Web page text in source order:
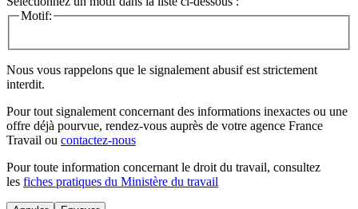
Motif:
Nous vous rappelons que le signalement abusif est strictement
interdit.
Pour tout signalement concernant des informations inexactes ou une
offre déjà pourvue, rendez-vous auprès de votre agence France
Travail ou contactez-nous
Pour toute information concernant le droit du travail, consultez
les fiches pratiques du Ministère du travail